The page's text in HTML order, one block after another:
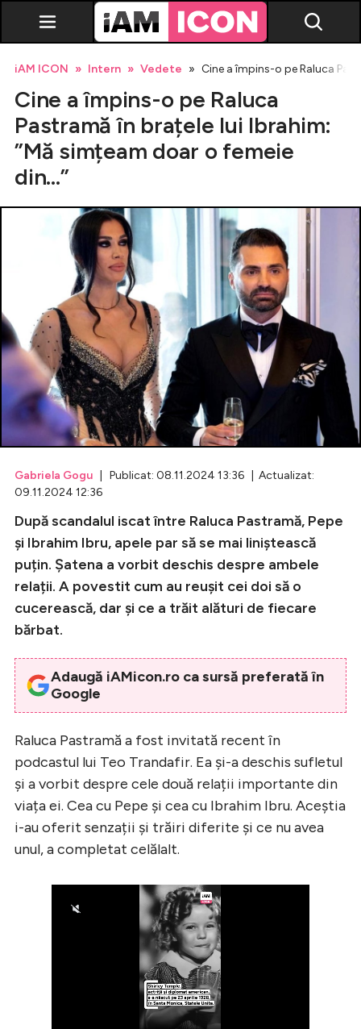
Evenimente
Emisiuni TV
Horoscop
Lifestyle
Celebrități
Breaking News
iAM ICON Intern Vedete Cine a împins-o pe Raluca
Cine a împins-o pe Raluca
Pastramă în brațele lui Ibrahim:
”Mă simțeam doar o femeie
din...”
Gabriela Gogu | Publicat: 08.11.2024 13:36 | Actualizat:
09.11.2024 12:36
După scandalul iscat între Raluca Pastramă, Pepe
și Ibrahim Ibru, apele par să se mai liniștească
puțin. Șatena a vorbit deschis despre ambele
relații. A povestit cum au reușit cei doi să o
cucerească, dar și ce a trăit alături de fiecare
bărbat.
Adaugă iAMicon.ro ca sursă preferată în
Google
Raluca Pastramă a fost invitată recent în
podcastul lui Teo Trandafir. Ea și-a deschis sufletul
și a vorbit despre cele două relații importante din
viața ei. Cea cu Pepe și cea cu Ibrahim Ibru. Aceștia
i-au oferit senzații și trăiri diferite și ce nu avea
unul, a completat celălalt.